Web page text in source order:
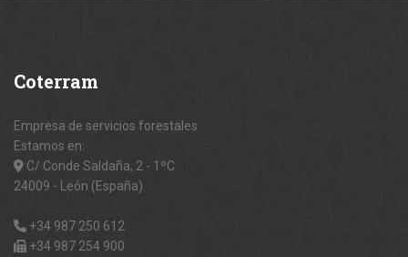
Coterram
Empresa de servicios forestales
Estamos en:
C/ Conde Saldaña, 2 - 1ºC
24009 - León (España)
+34 987 250 612
+34 987 254 900